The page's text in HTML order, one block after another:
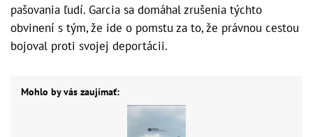
pašovania ľudí. Garcia sa domáhal zrušenia týchto
obvinení s tým, že ide o pomstu za to, že právnou cestou
bojoval proti svojej deportácii.
Mohlo by vás zaujímať: